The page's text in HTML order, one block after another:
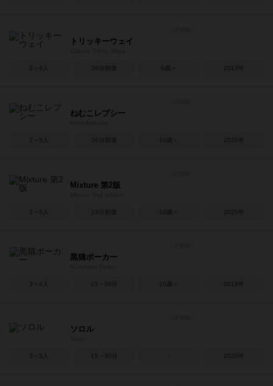
トリッキーウェイ
2～4人 30分前後 6歳～ 2013年
ねむこレプシー
2～5人 30分前後 10歳～ 2020年
Mixture 第2版
2～5人 15分前後 10歳～ 2020年
黒猫ポーカー
3～4人 15～30分 10歳～ 2019年
ソロル
3～5人 15～30分 2020年